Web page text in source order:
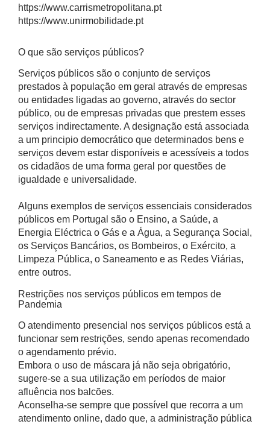
https://www.carrismetropolitana.pt
https://www.unirmobilidade.pt
O que são serviços públicos?
Serviços públicos são o conjunto de serviços
prestados à população em geral através de empresas
ou entidades ligadas ao governo, através do sector
público, ou de empresas privadas que prestem esses
serviços indirectamente. A designação está associada
a um principio democrático que determinados bens e
serviços devem estar disponíveis e acessíveis a todos
os cidadãos de uma forma geral por questões de
igualdade e universalidade.
Alguns exemplos de serviços essenciais considerados
públicos em Portugal são o Ensino, a Saúde, a
Energia Eléctrica o Gás e a Água, a Segurança Social,
os Serviços Bancários, os Bombeiros, o Exército, a
Limpeza Pública, o Saneamento e as Redes Viárias,
entre outros.
Restrições nos serviços públicos em tempos de
Pandemia
O atendimento presencial nos serviços públicos está a
funcionar sem restrições, sendo apenas recomendado
o agendamento prévio.
Embora o uso de máscara já não seja obrigatório,
sugere-se a sua utilização em períodos de maior
afluência nos balcões.
Aconselha-se sempre que possível que recorra a um
atendimento online, dado que, a administração pública